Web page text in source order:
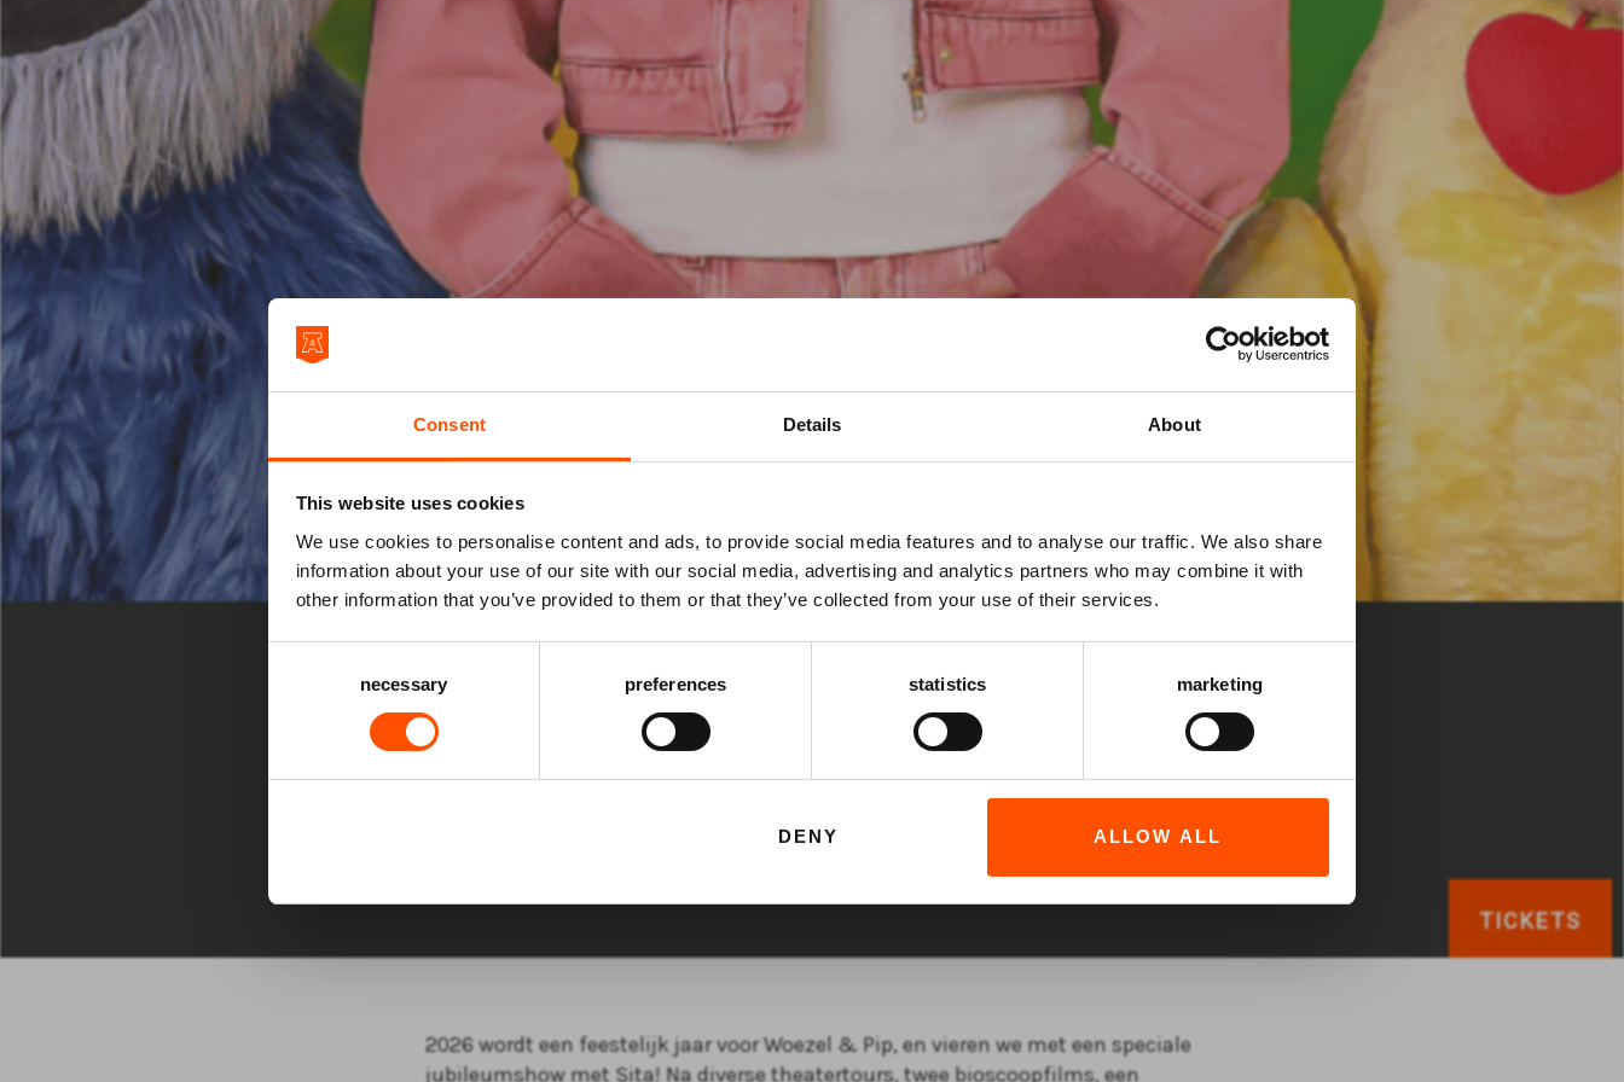
Consent Details About
This website uses cookies
We use cookies to personalise content and ads, to provide social media features and to analyse our traffic. We also share
information about your use of our site with our social media, advertising and analytics partners who may combine it with
other information that you’ve provided to them or that they’ve collected from your use of their services.
necessary preferences statistics marketing
DENY ALLOW ALL
Woezel en Pip De Musical | 2+
Feest in de Tovertuin | TRY
JEUGD EN FAMILIE
16:00 uur Grote Zaal
vanaf € 24,50
TICKETS
2026 wordt een feestelijk jaar voor Woezel & Pip, en vieren we met een speciale
jubileumshow met Sita! Na diverse theatertours, twee bioscoopfilms, een
Schrijf je in voor denieuwsbriefvan het ATLAS
Theater en ontvang alle info over voorstellingen,
achtergronden en speciale aanbiedingen!
AANMELDEN